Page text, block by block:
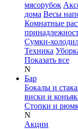
мясорубок
дома Весы
Комнатные
Сумки-
Техника
Показать все
N
Бар
Бокалы и
виски и
Стопки и
N
Акции